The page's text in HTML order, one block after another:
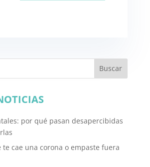
Buscar
por qué pasan desapercibidas
te cae una corona o empaste fuera